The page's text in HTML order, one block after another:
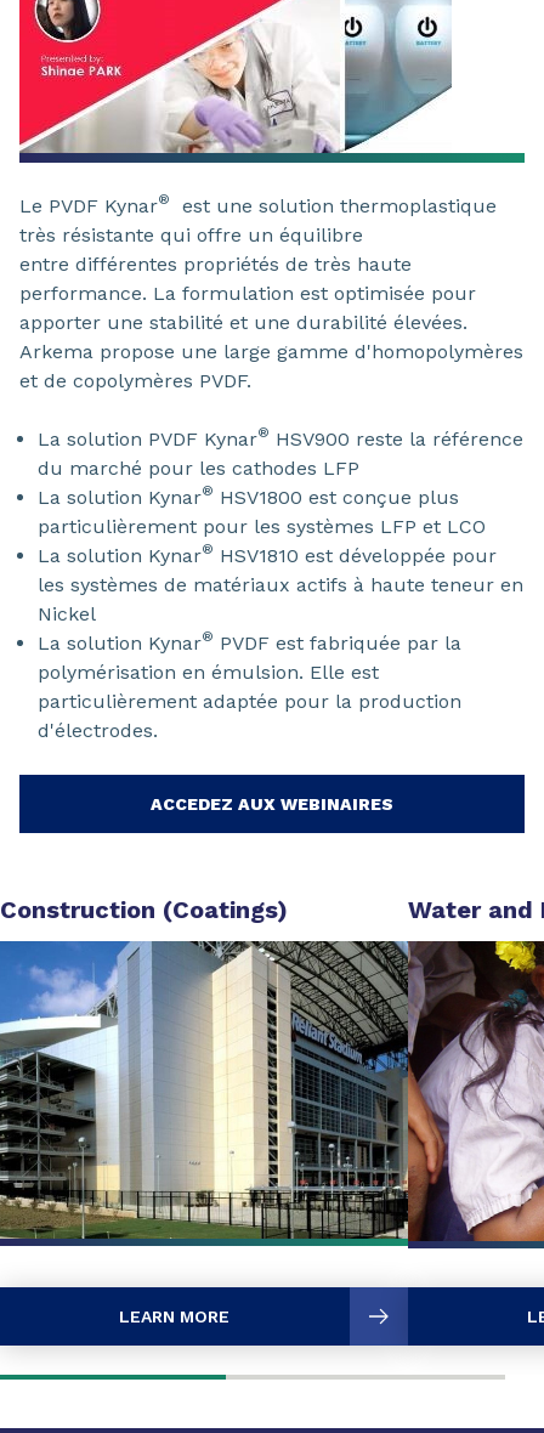
Le PVDF Kynar®
est une solution thermoplastique
très résistante qui offre un équilibre
entre différentes propriétés de très haute
performance. La formulation est optimisée pour
apporter une stabilité et une durabilité élevées.
Arkema propose une large gamme d'homopolymères
et de copolymères PVDF.
La solution PVDF Kynar® HSV900 reste la référence
du marché pour les cathodes LFP
La solution Kynar® HSV1800 est conçue plus
particulièrement pour les systèmes LFP et LCO
La solution Kynar® HSV1810 est développée pour
les systèmes de matériaux actifs à haute teneur en
Nickel
La solution Kynar® PVDF est fabriquée par la
polymérisation en émulsion. Elle est
particulièrement adaptée pour la production
d'électrodes.
ACCEDEZ AUX WEBINAIRES
Construction (Coatings)
LEARN MORE
Water and